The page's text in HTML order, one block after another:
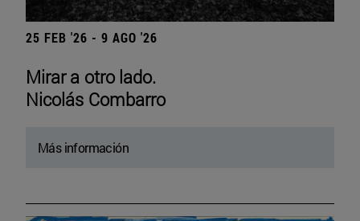
25 FEB '26 - 9 AGO '26
Mirar a otro lado.
Nicolás Combarro
Más información